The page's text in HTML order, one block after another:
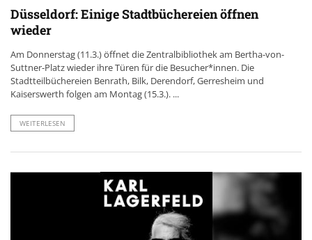
Düsseldorf: Einige Stadtbüchereien öffnen
wieder
Am Donnerstag (11.3.) öffnet die Zentralbibliothek am Bertha-von-
Suttner-Platz wieder ihre Türen für die Besucher*innen. Die
Stadtteilbüchereien Benrath, Bilk, Derendorf, Gerresheim und
Kaiserswerth folgen am Montag (15.3.). ...
WEITERLESEN